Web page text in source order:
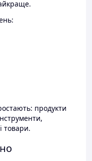
продукти
товари.